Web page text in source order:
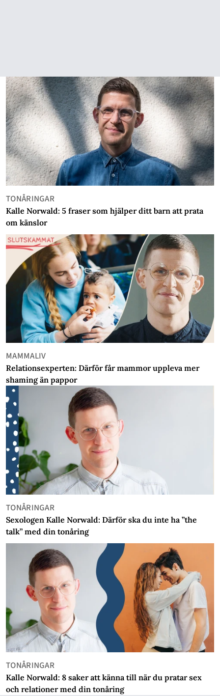
TONÅRINGAR
Kalle Norwald: 5 fraser som hjälper ditt barn att prata
om känslor
MAMMALIV
Relationsexperten: Därför får mammor uppleva mer
shaming än pappor
TONÅRINGAR
Sexologen Kalle Norwald: Därför ska du inte ha ”the
talk” med din tonåring
TONÅRINGAR
Kalle Norwald: 8 saker att känna till när du pratar sex
och relationer med din tonåring